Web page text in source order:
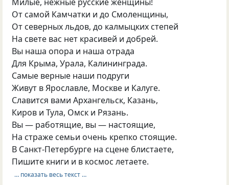
От самой Камчатки и до Смоленщины,
От северных льдов, до калмыцких степей
На свете вас нет красивей и добрей.
Вы наша опора и наша отрада
Для Крыма, Урала, Калининграда.
Самые верные наши подруги
Живут в Ярославле, Москве и Калуге.
Славится вами Архангельск, Казань,
Киров и Тула, Омск и Рязань.
Вы — работящие, вы — настоящие,
На страже семьи очень крепко стоящие.
В Санкт-Петербурге на сцене блистаете,
Пишите книги и в космос летаете.
… показать весь текст …